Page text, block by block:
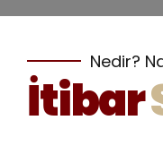
Nedir?
İtibar